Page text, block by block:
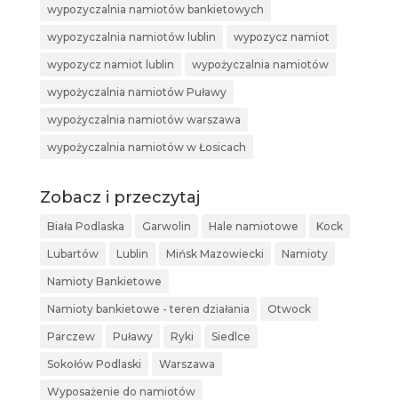
wypozyczalnia namiotów bankietowych
wypozyczalnia namiotów lublin wypozycz namiot
wypozycz namiot lublin wypożyczalnia namiotów
wypożyczalnia namiotów Puławy
wypożyczalnia namiotów warszawa
wypożyczalnia namiotów w Łosicach
Zobacz i przeczytaj
Biała Podlaska Garwolin Hale namiotowe Kock
Lubartów Lublin Mińsk Mazowiecki Namioty
Namioty Bankietowe
Namioty bankietowe - teren działania Otwock
Parczew Puławy Ryki Siedlce
Sokołów Podlaski Warszawa
Wyposażenie do namiotów